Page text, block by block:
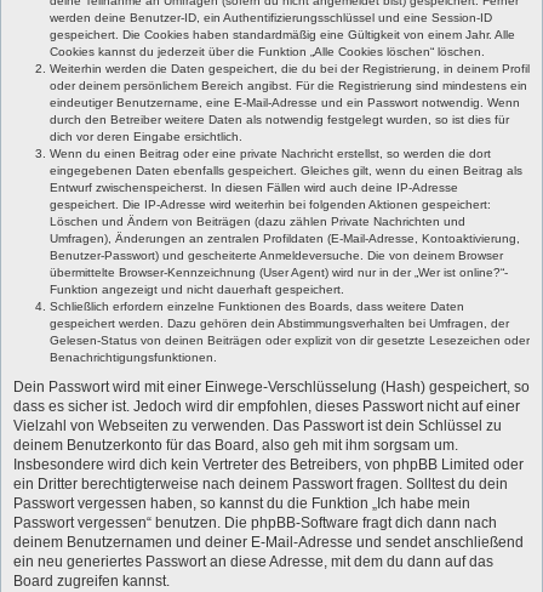
werden deine Benutzer-ID, ein Authentifizierungsschlüssel und eine Session-ID
gespeichert. Die Cookies haben standardmäßig eine Gültigkeit von einem Jahr. Alle
Cookies kannst du jederzeit über die Funktion „Alle Cookies löschen“ löschen.
Weiterhin werden die Daten gespeichert, die du bei der Registrierung, in deinem Profil
oder deinem persönlichem Bereich angibst. Für die Registrierung sind mindestens ein
eindeutiger Benutzername, eine E-Mail-Adresse und ein Passwort notwendig. Wenn
durch den Betreiber weitere Daten als notwendig festgelegt wurden, so ist dies für
dich vor deren Eingabe ersichtlich.
Wenn du einen Beitrag oder eine private Nachricht erstellst, so werden die dort
eingegebenen Daten ebenfalls gespeichert. Gleiches gilt, wenn du einen Beitrag als
Entwurf zwischenspeicherst. In diesen Fällen wird auch deine IP-Adresse
gespeichert. Die IP-Adresse wird weiterhin bei folgenden Aktionen gespeichert:
Löschen und Ändern von Beiträgen (dazu zählen Private Nachrichten und
Umfragen), Änderungen an zentralen Profildaten (E-Mail-Adresse, Kontoaktivierung,
Benutzer-Passwort) und gescheiterte Anmeldeversuche. Die von deinem Browser
übermittelte Browser-Kennzeichnung (User Agent) wird nur in der „Wer ist online?“-
Funktion angezeigt und nicht dauerhaft gespeichert.
Schließlich erfordern einzelne Funktionen des Boards, dass weitere Daten
gespeichert werden. Dazu gehören dein Abstimmungsverhalten bei Umfragen, der
Gelesen-Status von deinen Beiträgen oder explizit von dir gesetzte Lesezeichen oder
Benachrichtigungsfunktionen.
Dein Passwort wird mit einer Einwege-Verschlüsselung (Hash) gespeichert, so
dass es sicher ist. Jedoch wird dir empfohlen, dieses Passwort nicht auf einer
Vielzahl von Webseiten zu verwenden. Das Passwort ist dein Schlüssel zu
deinem Benutzerkonto für das Board, also geh mit ihm sorgsam um.
Insbesondere wird dich kein Vertreter des Betreibers, von phpBB Limited oder
ein Dritter berechtigterweise nach deinem Passwort fragen. Solltest du dein
Passwort vergessen haben, so kannst du die Funktion „Ich habe mein
Passwort vergessen“ benutzen. Die phpBB-Software fragt dich dann nach
deinem Benutzernamen und deiner E-Mail-Adresse und sendet anschließend
ein neu generiertes Passwort an diese Adresse, mit dem du dann auf das
Board zugreifen kannst.